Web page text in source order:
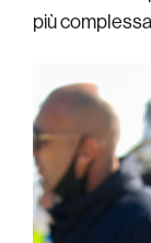
più